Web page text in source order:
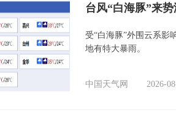
台风“白海豚”来
受“白海豚”外围云系影
地有特大暴雨。
中国天气网 2026-